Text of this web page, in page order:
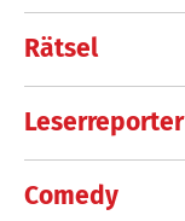
Rätsel
Leserreporter
Comedy